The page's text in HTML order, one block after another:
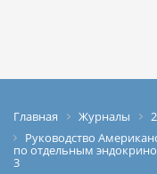
Главная Журналы
Руководство
по отдельным
3